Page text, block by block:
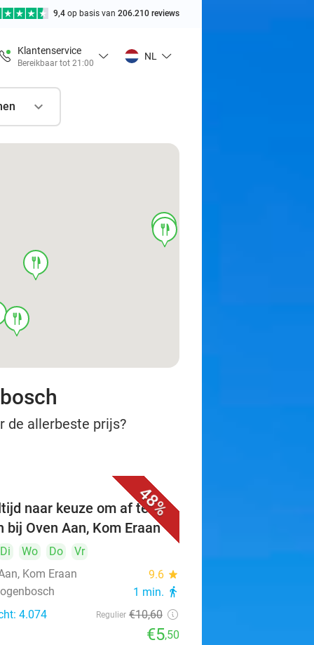
9,4 op basis van 206.210 reviews
Klantenservice
Bereikbaar tot 21:00
NL
food
food
food
food
de allerbeste prijs?
48%
naar keuze om af te
bij Oven Aan, Kom Eraan
Di Wo Do
Vr
Kom Eraan
9.6 star
1 min. directions_walk
4.074 Regulier €10,60
€5,50